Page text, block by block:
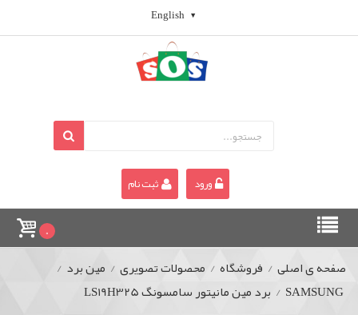
English
ورود ثبت نام
0
صفحه ی اصلی / فروشگاه / محصولات تصویری / مین برد /
SAMSUNG
/ برد مین مانیتور سامسونگ LS19H325